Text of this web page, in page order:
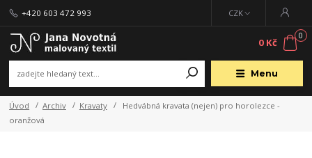
Menu
CZK
+420 603 472 993
0
0 Kč
Úvod Archiv Kravaty
Hedvábná kravata (nejen) pro horolezce -
oranžová